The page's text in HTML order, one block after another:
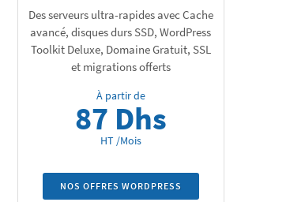
Des serveurs ultra-rapides avec Cache
avancé, disques durs SSD, WordPress
Toolkit Deluxe, Domaine Gratuit, SSL
et migrations offerts
À partir de
87 Dhs
HT /Mois
NOS OFFRES WORDPRESS